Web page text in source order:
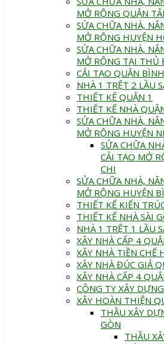
MỞ RỘNG QUẬN
SỬA CHỮA NHÀ,
MỞ RỘNG HUYỆN
SỬA CHỮA NHÀ,
MỞ RỘNG TẠI THỦ
CẢI TẠO QUẬN
NHÀ 1 TRỆT 2 LẦU
THIẾT KẾ QUẬN 1
THIẾT KẾ NHÀ
SỬA CHỮA NHÀ,
MỞ RỘNG HUYỆN
SỬA CHỮA
CẢI TẠO MỞ
CHI
SỬA CHỮA NHÀ,
MỞ RỘNG HUYỆN
THIẾT KẾ KIẾN
THIẾT KẾ NHÀ SÀI
NHÀ 1 TRỆT 1 LẦU
XÂY NHÀ CẤP 4
XÂY NHÀ TIỀN CHẾ
XÂY NHÀ ĐÚC GIẢ
XÂY NHÀ CẤP 4
CÔNG TY XÂY
XÂY HOÀN THIỆN
THẦU XÂY
GÒN
THẦU